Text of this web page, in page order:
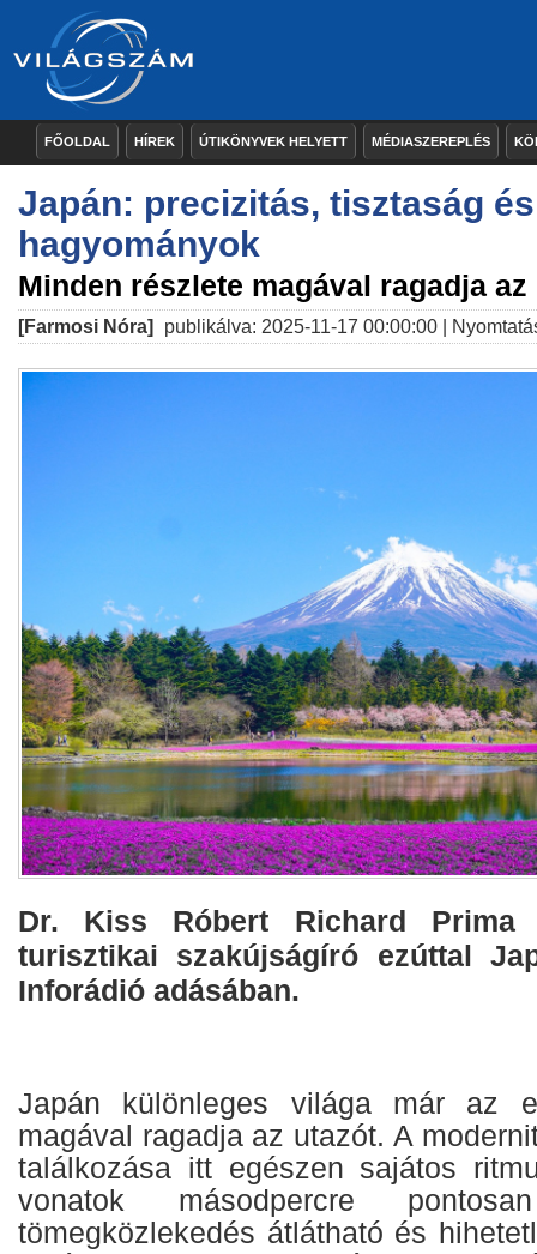
FŐOLDAL HÍREK ÚTIKÖNYVEK HELYETT MÉDIASZEREPLÉS
Japán: precizitás, tisztaság és
hagyományok
Minden részlete magával ragadja az
[Farmosi Nóra] publikálva: 2025-11-17 00:00:00 |
Dr. Kiss Róbert Richard Prima
turisztikai szakújságíró ezúttal
Inforádió adásában.
Japán különleges világa már az
magával ragadja az utazót. A
találkozása itt egészen sajátos
vonatok másodpercre
tömegközlekedés átlátható és